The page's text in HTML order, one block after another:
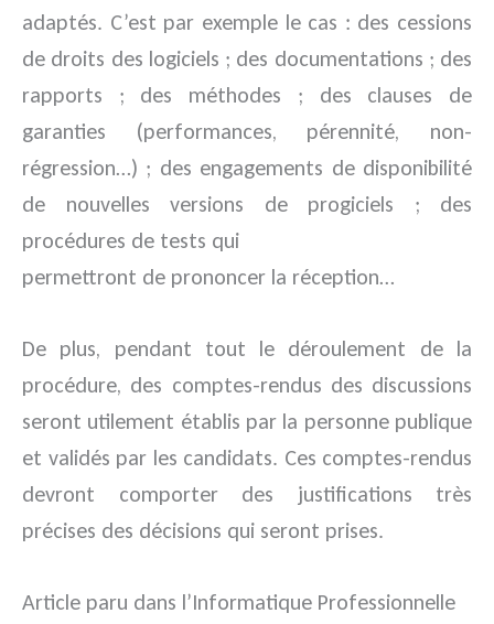
adaptés. C’est par exemple le cas : des cessions
de droits des logiciels ; des documentations ; des
rapports ; des méthodes ; des clauses de
garanties (performances, pérennité, non-
régression…) ; des engagements de disponibilité
de nouvelles versions de progiciels ; des
procédures de tests qui
permettront de prononcer la réception…
De plus, pendant tout le déroulement de la
procédure, des comptes-rendus des discussions
seront utilement établis par la personne publique
et validés par les candidats. Ces comptes-rendus
devront comporter des justifications très
précises des décisions qui seront prises.
Article paru dans l’Informatique Professionnelle